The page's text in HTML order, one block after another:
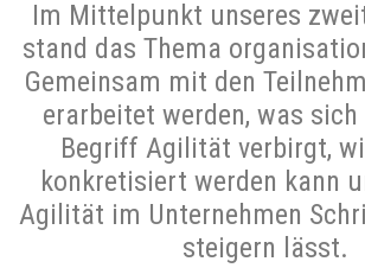
Im Mittelpunkt unseres
stand das Thema
Gemeinsam mit den
erarbeitet werden, was
Begriff Agilität verbirgt,
konkretisiert werden kann
Agilität im Unternehmen
steigern lässt.